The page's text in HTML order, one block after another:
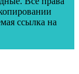
ссылка на